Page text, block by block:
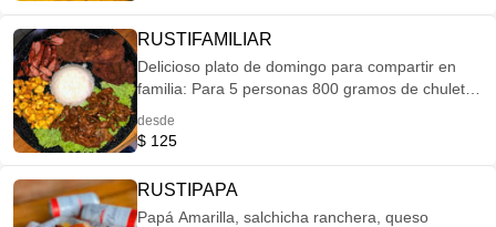
RUSTIFAMILIAR
Delicioso plato de domingo para compartir en
familia: Para 5 personas 800 gramos de chuleta
800 gramos de chorizo de cervalle Arroz Papa
desde
$ 125
RUSTIPAPA
Papá Amarilla, salchicha ranchera, queso